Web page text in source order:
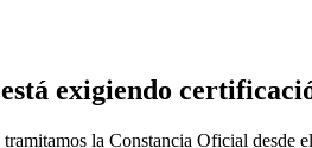
exigiendo
la Constancia Oficial desde